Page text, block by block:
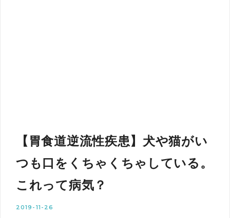
【胃食道逆流性疾患】犬や猫がい
つも口をくちゃくちゃしている。
これって病気？
2019-11-26